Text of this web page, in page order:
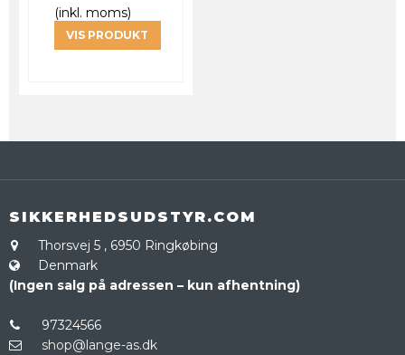
(inkl. moms)
VIS PRODUKT
SIKKERHEDSUDSTYR.COM
Thorsvej 5 , 6950 Ringkøbing
Denmark
(Ingen salg på adressen – kun afhentning)
97324566
shop@lange-as.dk